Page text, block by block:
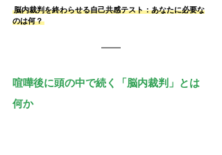
脳内裁判を終わらせる自己共感テスト：あなたに必要な
のは何？
喧嘩後に頭の中で続く「脳内裁判」とは
何か